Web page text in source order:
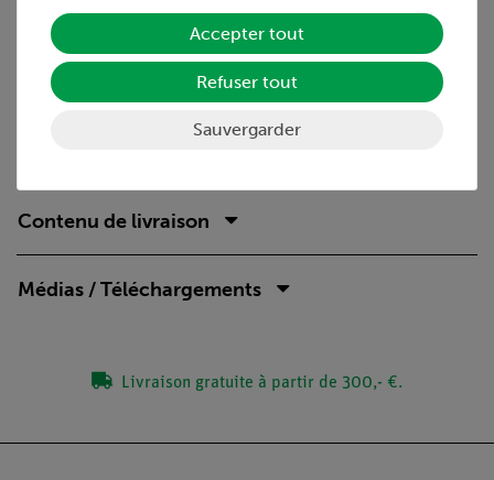
Très bonne visibilité : Grands appareils sur fond
montage sûr et donc une manipulation très facile
Contenu de livraison
Médias / Téléchargements
Livraison gratuite à partir de 300,- €.
Accepter tout
Refuser tout
Sauvergarder